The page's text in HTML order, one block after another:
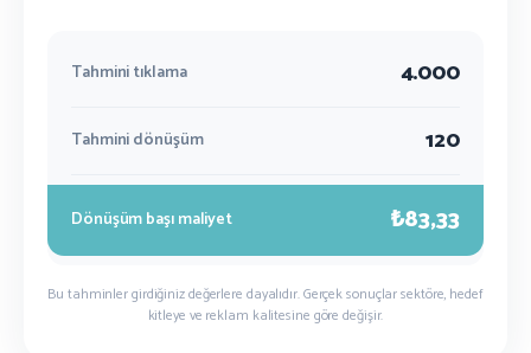
Tahmini tıklama 4.000
Tahmini dönüşüm 120
Dönüşüm başı maliyet ₺83,33
Bu tahminler girdiğiniz değerlere dayalıdır. Gerçek sonuçlar sektöre, hedef
kitleye ve reklam kalitesine göre değişir.